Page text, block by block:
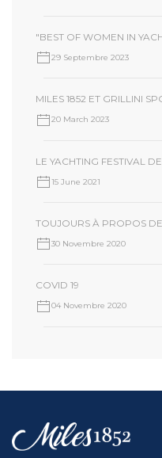
"BEST OF WOMEN IN
29 Septembre 2023
MILES 1852 ET GRILLINI
20 March 2023
LE YACHTING FESTIVAL
15 June 2021
TOUJOURS À PROPOS
30 Novembre 2020
COVID 19
04 Novembre 2020